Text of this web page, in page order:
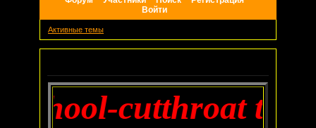
Войти
Активные темы
cutthroat ties